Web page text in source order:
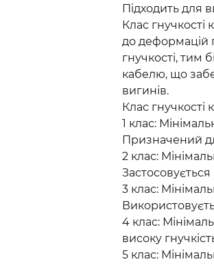
Підходить для
Клас гнучкості
до деформацій
гнучкості, тим
кабелю, що
вигинів.
Клас
1 клас:
Призначений
2 клас:
Застосовується
3 клас:
4 клас:
високу
5 клас: